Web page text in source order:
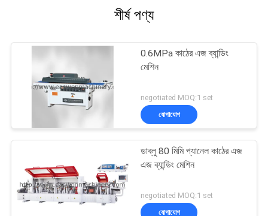
শীর্ষ পণ্য
0.6MPa কাঠের এজ ব্যান্ডিং
মেশিন
negotiated MOQ:1 set
যোগাযোগ
ডাব্লু 80 মিমি প্যানেল কাঠের এজ
এজ ব্যান্ডিং মেশিন
negotiated MOQ:1 set
যোগাযোগ